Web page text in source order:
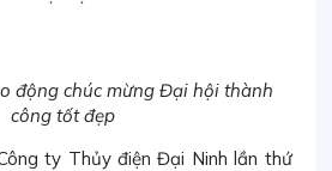
động chúc mừng Đại hội thành
công tốt đẹp
ty Thủy điện Đại Ninh lần thứ